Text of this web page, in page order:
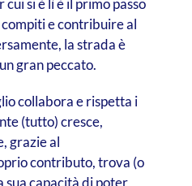
si è lì è il primo passo
e contribuire al
la strada è
gran peccato.
collabora e rispetta i
(tutto) cresce,
grazie al
contributo, trova (o
sua capacità di poter